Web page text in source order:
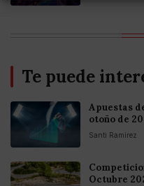
Te puede
Apuestas
otoño de
Santi Ramirez
Octubre